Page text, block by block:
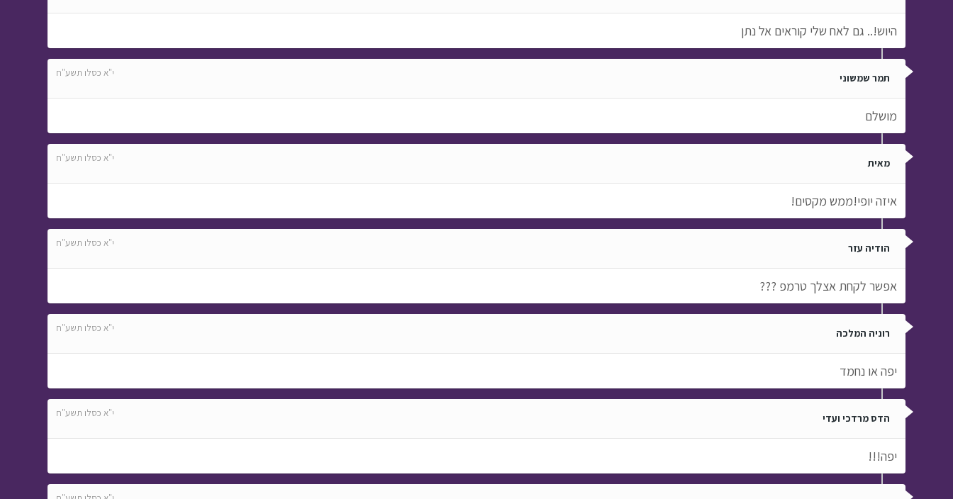
היוש!.. גם לאח שלי קוראים אל נתן
תמר שמשוני י"א כסלו תשע"ח
מושלם
מאית י"א כסלו תשע"ח
איזה יופי!ממש מקסים!
הודיה עזר י"א כסלו תשע"ח
אפשר לקחת אצלך טרמפ ???
רוניה המלכה י"א כסלו תשע"ח
יפה או נחמד
הדס מרדכי ועדי י"א כסלו תשע"ח
יפה!!!